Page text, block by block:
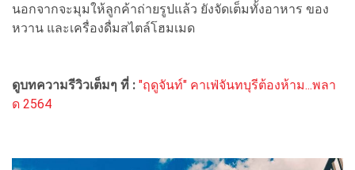
นอกจากจะมุมให้ลูกค้าถ่ายรูปแล้ว ยังจัดเต็มทั้งอาหาร ของ
หวาน และเครื่องดื่มสไตล์โฮมเมด
ดูบทความรีวิวเต็มๆ ที่ : "ฤดูจันท์" คาเฟ่จันทบุรีต้องห้าม...พลา
ด 2564